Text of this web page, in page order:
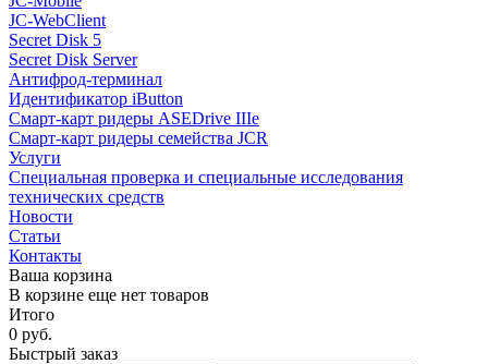
JC-WebClient
Secret Disk 5
Secret Disk Server
Антифрод-терминал
Идентификатор iButton
Смарт-карт ридеры ASEDrive IIIe
Смарт-карт ридеры семейства JCR
Услуги
Специальная проверка и специальные исследования
технических средств
Новости
Статьи
Контакты
Ваша корзина
В корзине еще нет товаров
Итого
0 руб.
Быстрый заказ